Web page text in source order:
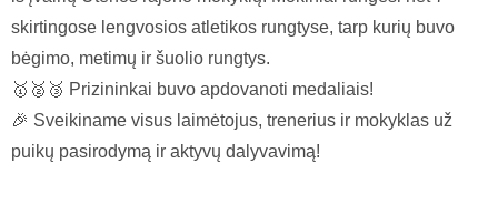
skirtingose lengvosios atletikos rungtyse, tarp kurių buvo
bėgimo, metimų ir šuolio rungtys.
🥇🥈🥉 Prizininkai buvo apdovanoti medaliais!
🎉 Sveikiname visus laimėtojus, trenerius ir mokyklas už
puikų pasirodymą ir aktyvų dalyvavimą!